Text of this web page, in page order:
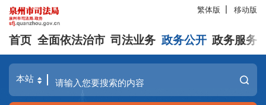
繁体版 移动版
首页 全面依法治市 司法业务 政务公开 政务服务